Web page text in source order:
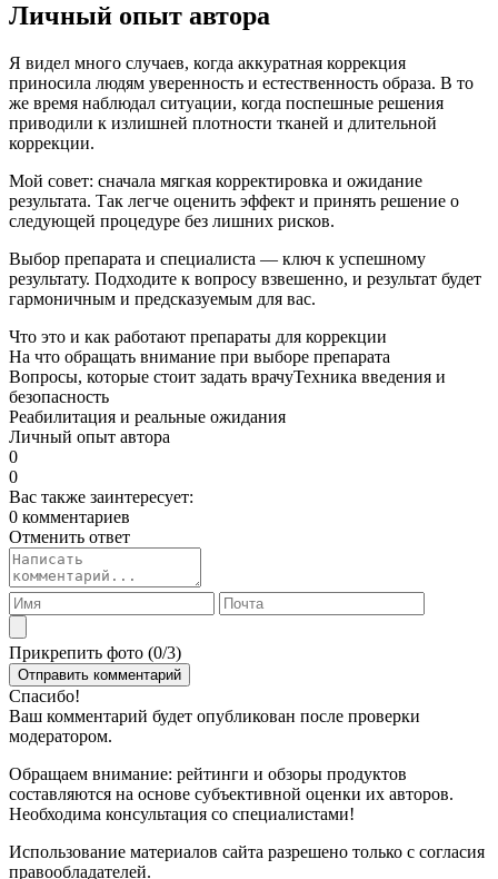
Личный опыт автора
Я видел много случаев, когда аккуратная коррекция
приносила людям уверенность и естественность образа. В то
же время наблюдал ситуации, когда поспешные решения
приводили к излишней плотности тканей и длительной
коррекции.
Мой совет: сначала мягкая корректировка и ожидание
результата. Так легче оценить эффект и принять решение о
следующей процедуре без лишних рисков.
Выбор препарата и специалиста — ключ к успешному
результату. Подходите к вопросу взвешенно, и результат будет
гармоничным и предсказуемым для вас.
Что это и как работают препараты для коррекции
На что обращать внимание при выборе препарата
Вопросы, которые стоит задать врачуТехника введения и
безопасность
Реабилитация и реальные ожидания
Личный опыт автора
0
0
Вас также заинтересует:
0 комментариев
Отменить ответ
Прикрепить фото (0/3)
Спасибо!
Ваш комментарий будет опубликован после проверки
модератором.
Обращаем внимание: рейтинги и обзоры продуктов
составляются на основе субъективной оценки их авторов.
Необходима консультация со специалистами!
Использование материалов сайта разрешено только с согласия
правообладателей.